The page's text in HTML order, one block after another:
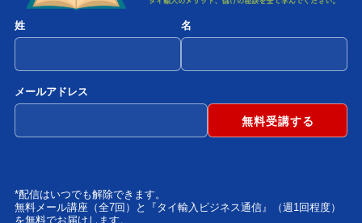
姓 名
メールアドレス
*配信はいつでも解除できます。
無料メール講座（全7回）と『タイ輸入ビジネス通信』（週1回程度）
を無料でお届けします。